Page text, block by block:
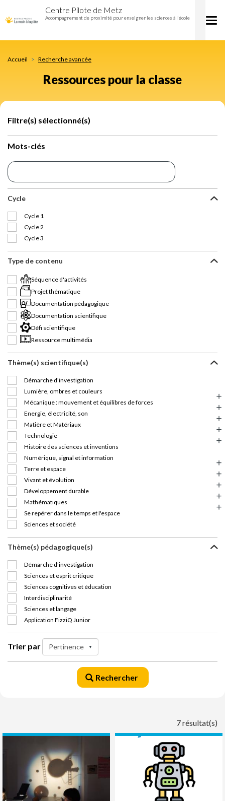
pour
au
contenu
Centre Pilote de Metz
Accompagnement de proximité pour enseigner les sciences à l’école
Accueil Recherche avancée
Ressources pour la classe
Filtre(s) sélectionné(s)
Mots-clés
Cycle
Cycle 1
Cycle 2
Cycle 3
Type de contenu
Séquence d'activités
Projet thématique
Documentation pédagogique
Documentation scientifique
Défi scientifique
Ressource multimédia
Thème(s) scientifique(s)
Démarche d'investigation
Lumière, ombres et couleurs
Mécanique : mouvement et équilibres de forces
Energie, électricité, son
Matière et Matériaux
Technologie
Histoire des sciences et inventions
Numérique, signal et information
Terre et espace
Vivant et évolution
Développement durable
Mathématiques
Se repérer dans le temps et l'espace
Sciences et société
Thème(s) pédagogique(s)
Démarche d'investigation
Sciences et esprit critique
Sciences cognitives et éducation
Interdisciplinarité
Sciences et langage
Application FizziQ Junior
Trier par
Rechercher
7 résultat(s)